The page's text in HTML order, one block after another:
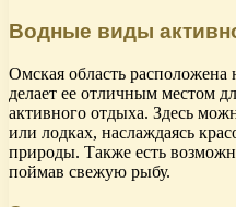
Водные виды
Омская область
делает ее отличным местом
активного отдыха. Здесь
или лодках, наслаждаясь
природы. Также есть
поймав свежую рыбу.